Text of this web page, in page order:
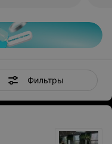
Фильтры